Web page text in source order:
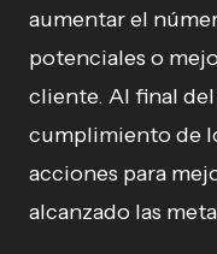
aumentar el
potenciales o
cliente. Al final
cumplimiento de
acciones para
alcanzado las